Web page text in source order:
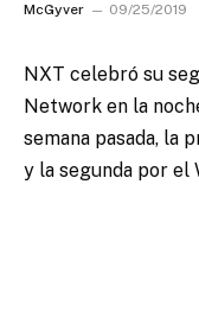
McGyver 09/25/2019
NXT celebró su
Network en la
semana pasada, la
y la segunda por el